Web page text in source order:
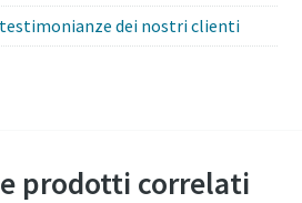
dei nostri clienti
prodotti correlati